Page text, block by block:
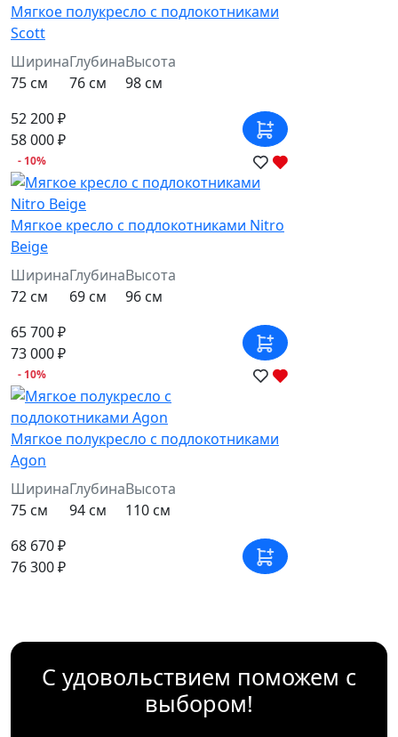
Мягкое полукресло с подлокотниками
Scott
Ширина
75 см
Глубина
76 см
Высота
98 см
52 200 ₽
58 000 ₽
- 10%
Мягкое кресло с подлокотниками Nitro
Beige
Ширина
72 см
Глубина
69 см
Высота
96 см
65 700 ₽
73 000 ₽
- 10%
Мягкое полукресло с подлокотниками
Agon
Ширина
75 см
Глубина
94 см
Высота
110 см
68 670 ₽
76 300 ₽
С удовольствием поможем с
выбором!